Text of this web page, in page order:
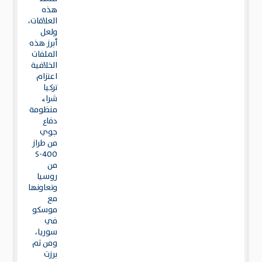
هذه
العلاقات،
ولعل
أبرز هذه
الملفات
الخلافية
اعتزام
تركيا
شراء
منظومة
دفاع
جوي
من طراز
S-400
من
روسيا
وتعاونها
مع
موسكو
في
سوريا،
ومن ثم
برزت